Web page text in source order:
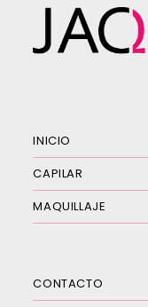
INICIO
CAPILAR
MAQUILLAJE
CONTACTO